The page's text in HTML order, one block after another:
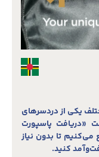
یکی از دردسرهای
«دریافت پاسپورت
تا بدون نیاز